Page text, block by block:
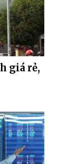
giá rẻ,